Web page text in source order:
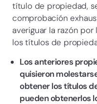
título de propiedad,
comprobación
averiguar la razón
los títulos de
Los anteriores
quisieron
obtener los títulos
pueden obtenerlos